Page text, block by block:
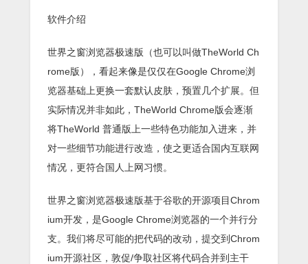
软件介绍
世界之窗浏览器极速版（也可以叫做TheWorld Ch
rome版），看起来像是仅仅在Google Chrome浏
览器基础上更换一套默认皮肤，预置几个扩展。但
实际情况并非如此，TheWorld Chrome版会逐渐
将TheWorld 普通版上一些特色功能加入进来，并
对一些细节功能进行改造，使之更适合国内互联网
情况，更符合国人上网习惯。
世界之窗浏览器极速版基于谷歌的开源项目Chrom
ium开发，是Google Chrome浏览器的一个并行分
支。我们将尽可能的把代码的改动，提交到Chrom
ium开源社区，敦促/争取社区将代码合并到主干